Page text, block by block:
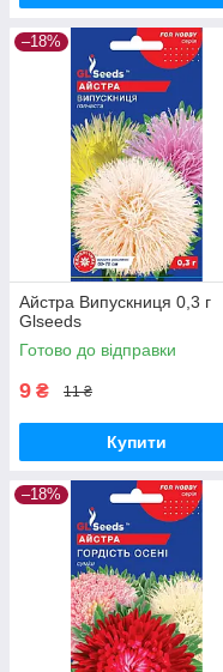
–18%
Айстра Випускниця 0,3 г
Glseeds
Готово до відправки
9 ₴ 11 ₴
Купити
–18%